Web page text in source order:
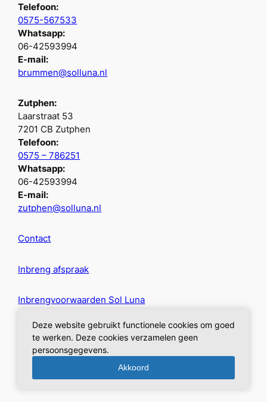
Telefoon:
0575-567533
Whatsapp:
06-42593994
E-mail:
brummen@solluna.nl
Zutphen:
Laarstraat 53
7201 CB Zutphen
Telefoon:
0575 – 786251
Whatsapp:
06-42593994
E-mail:
zutphen@solluna.nl
Contact
Inbreng afspraak
Inbrengvoorwaarden Sol Luna
Privacybeleid
Deze website gebruikt functionele cookies om goed
te werken. Deze cookies verzamelen geen
persoonsgegevens.
Akkoord